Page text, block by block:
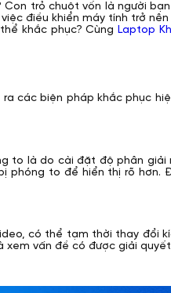
trỏ chuột vốn là người
điều khiển máy tính trở
khắc phục? Cùng Laptop
các biện pháp khắc phục
to là do cài đặt độ phân giải
to để hiển thị rõ hơn.
có thể tạm thời thay đổi
xem vấn đề có được giải